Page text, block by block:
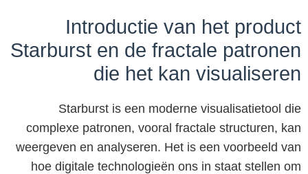
Introductie van het product
Starburst en de fractale patronen
die het kan visualiseren
Starburst is een moderne visualisatietool die
complexe patronen, vooral fractale structuren, kan
weergeven en analyseren. Het is een voorbeeld van
hoe digitale technologieën ons in staat stellen om